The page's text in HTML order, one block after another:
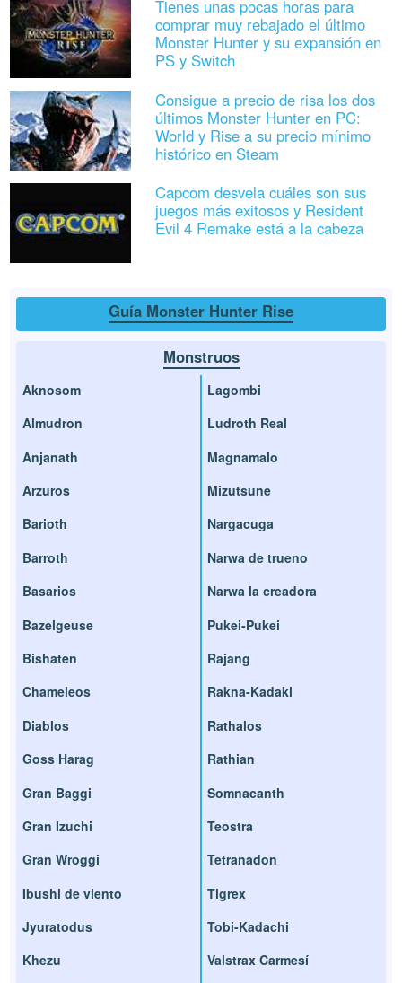
Tienes unas pocas horas para
comprar muy rebajado el último
Monster Hunter y su expansión en
PS y Switch
Consigue a precio de risa los dos
últimos Monster Hunter en PC:
World y Rise a su precio mínimo
histórico en Steam
Capcom desvela cuáles son sus
juegos más exitosos y Resident
Evil 4 Remake está a la cabeza
Guía Monster Hunter Rise
Monstruos
Aknosom
Almudron
Anjanath
Arzuros
Barioth
Barroth
Basarios
Bazelgeuse
Bishaten
Chameleos
Diablos
Goss Harag
Gran Baggi
Gran Izuchi
Gran Wroggi
Ibushi de viento
Jyuratodus
Khezu
Lagombi
Ludroth Real
Magnamalo
Mizutsune
Nargacuga
Narwa de trueno
Narwa la creadora
Pukei-Pukei
Rajang
Rakna-Kadaki
Rathalos
Rathian
Somnacanth
Teostra
Tetranadon
Tigrex
Tobi-Kadachi
Valstrax Carmesí